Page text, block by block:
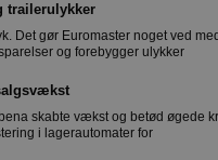
trailerulykker
Det gør Euromaster noget ved
og forebygger ulykker
skabte vækst og betød øgede
i lagerautomater for